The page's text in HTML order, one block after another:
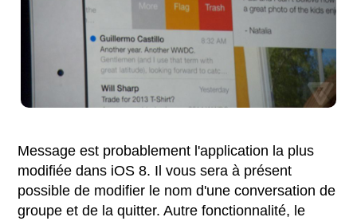
Message est probablement l'application la plus
modifiée dans iOS 8. Il vous sera à présent
possible de modifier le nom d'une conversation de
groupe et de la quitter. Autre fonctionnalité, le